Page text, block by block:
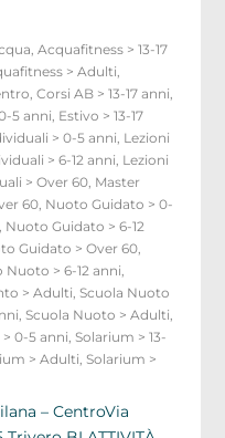
,Acquafitness > 13-17
> Adulti,
,Corsi AB > 13-17 anni,
5 anni, Estivo > 13-17
> 0-5 anni, Lezioni
> 6-12 anni, Lezioni
> Over 60, Master
60, Nuoto Guidato > 0-
, Nuoto Guidato > 6-12
Guidato > Over 60,
Nuoto > 6-12 anni,
> Adulti,Scuola Nuoto
,Scuola Nuoto > Adulti,
0-5 anni,Solarium > 13-
> Adulti,Solarium >
– CentroVia